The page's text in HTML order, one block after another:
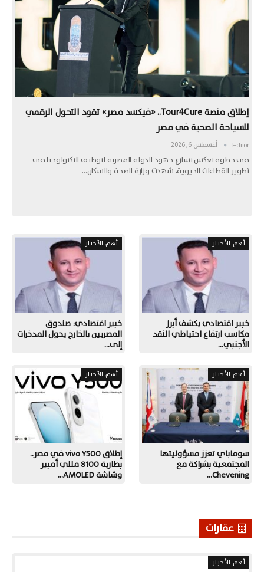
إطلاق منصة Tour4Cure.. «فيكسد مصر» تقود التحول الرقمي
للسياحة الصحية في مصر
Editor أغسطس 6, 2026
في خطوة تعكس تسارع جهود الدولة المصرية لتوظيف التكنولوجيا في
تطوير القطاعات الحيوية، شهدت وزارة الصحة والسكان…
أهم الأخبار
خبير اقتصادي يكشف أبرز
مكاسب ارتفاع احتياطي النقد
الأجنبي…
أهم الأخبار
خبير اقتصادي: صندوق
المصريين بالخارج يحول المدخرات
إلى…
أهم الأخبار
سوماباي تعزز مسؤوليتها
المجتمعية بشراكة مع
Chevening…
أهم الأخبار
إطلاق vivo Y500 في مصر..
بطارية 8100 مللي أمبير
وشاشة AMOLED…
عقارات
أهم الأخبار